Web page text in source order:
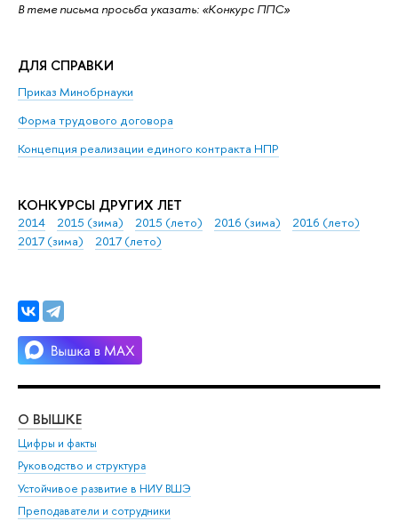
В теме письма просьба указать: «Конкурс ППС»
ДЛЯ СПРАВКИ
Приказ Минобрнауки
Форма трудового договора
Концепция реализации единого контракта НПР
КОНКУРСЫ ДРУГИХ ЛЕТ
2014 2015 (зима) 2015 (лето) 2016 (зима)
2016 (лето)
2017 (зима)
2017 (лето)
О ВЫШКЕ
Цифры и факты
Руководство и структура
Устойчивое развитие в НИУ ВШЭ
Преподаватели и сотрудники